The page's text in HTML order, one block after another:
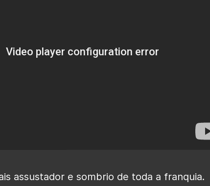
assustador e sombrio de toda a franquia.